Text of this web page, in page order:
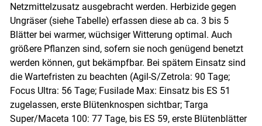
Netzmittelzusatz ausgebracht werden. Herbizide gegen
Ungräser (siehe Tabelle) erfassen diese ab ca. 3 bis 5
Blätter bei warmer, wüchsiger Witterung optimal. Auch
größere Pflanzen sind, sofern sie noch genügend benetzt
werden können, gut bekämpfbar. Bei spätem Einsatz sind
die Wartefristen zu beachten (Agil-S/Zetrola: 90 Tage;
Focus Ultra: 56 Tage; Fusilade Max: Einsatz bis ES 51
zugelassen, erste Blütenknospen sichtbar; Targa
Super/Maceta 100: 77 Tage, bis ES 59, erste Blütenblätter